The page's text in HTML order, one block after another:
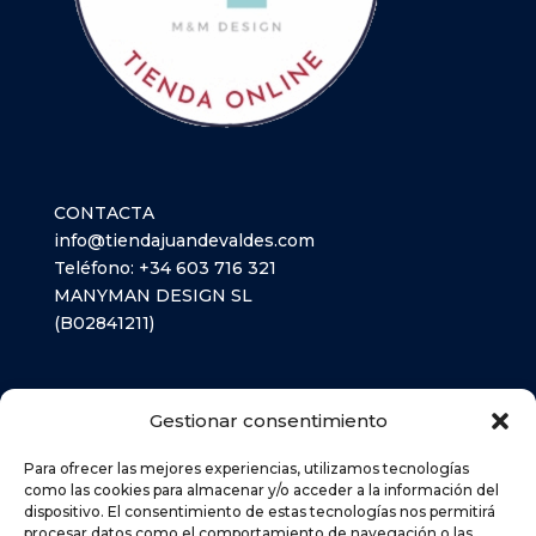
Gestionar consentimiento
Para ofrecer las mejores experiencias, utilizamos tecnologías
como las cookies para almacenar y/o acceder a la información del
dispositivo. El consentimiento de estas tecnologías nos permitirá
CONTACTA
info@tiendajuandevaldes.com
Teléfono: +34 603 716 321
MANYMAN DESIGN SL
(B02841211)
AVISO LEGAL